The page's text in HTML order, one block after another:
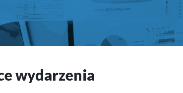
wydarzenia